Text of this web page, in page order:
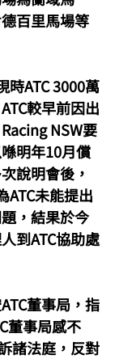
百里馬場等
時ATC 3000萬
較早前因出
NSW要
明年10月償
說明會後，
ATC未能提出
，結果於今
到ATC協助處
董事局，指
董事局感不
諸法庭，反對